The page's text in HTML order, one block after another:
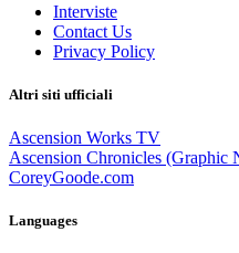
Interviste
Contact Us
Privacy Policy
Altri siti ufficiali
Ascension Works TV
Ascension Chronicles (Graphic
CoreyGoode.com
Languages